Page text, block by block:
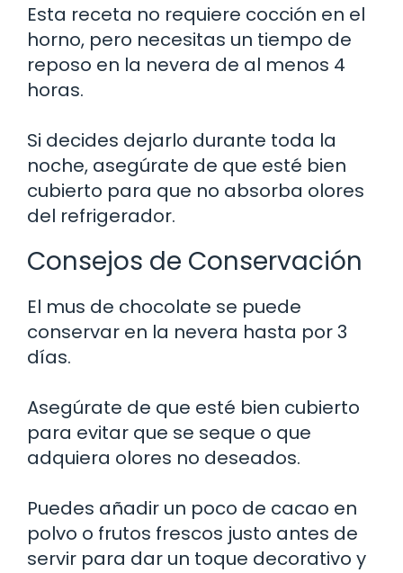
Esta receta no requiere cocción en el
horno, pero necesitas un tiempo de
reposo en la nevera de al menos 4
horas.
Si decides dejarlo durante toda la
noche, asegúrate de que esté bien
cubierto para que no absorba olores
del refrigerador.
Consejos de Conservación
El mus de chocolate se puede
conservar en la nevera hasta por 3
días.
Asegúrate de que esté bien cubierto
para evitar que se seque o que
adquiera olores no deseados.
Puedes añadir un poco de cacao en
polvo o frutos frescos justo antes de
servir para dar un toque decorativo y